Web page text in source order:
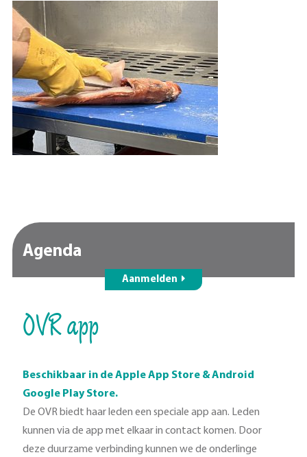
Agenda
Aanmelden
OVR app
Beschikbaar in de Apple App Store & Android
Google Play Store.
De OVR biedt haar leden een speciale app aan. Leden
kunnen via de app met elkaar in contact komen. Door
deze duurzame verbinding kunnen we de onderlinge